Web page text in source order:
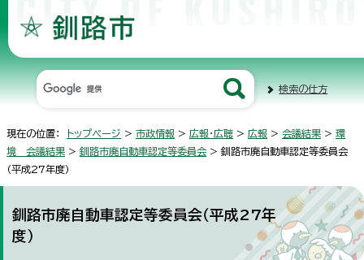
検索の仕方
現在の位置： トップページ > 市政情報 > 広報・広聴 > 広報 > 会議結果 > 環
境 会議結果 > 釧路市廃自動車認定等委員会 > 釧路市廃自動車認定等委員会
（平成27年度）
釧路市廃自動車認定等委員会（平成27年
度）